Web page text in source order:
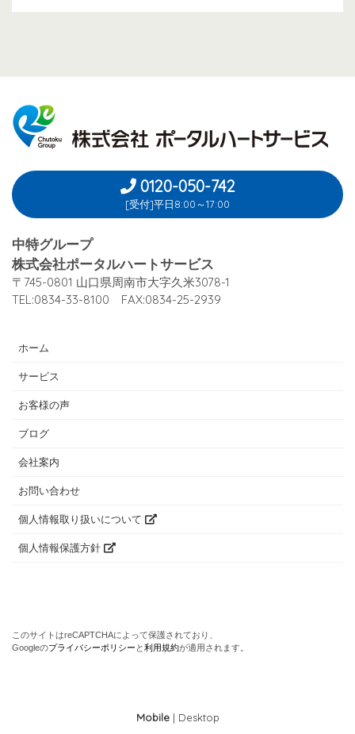
0120-050-742
[受付]平日8:00～17:00
中特グループ
株式会社ポータルハートサービス
〒745-0801 山口県周南市大字久米3078-1
TEL:0834-33-8100 FAX:0834-25-2939
ホーム
サービス
お客様の声
ブログ
会社案内
お問い合わせ
個人情報取り扱いについて
個人情報保護方針
このサイトはreCAPTCHAによって保護されており、
Googleのプライバシーポリシー と利用規約が適用されます。
Mobile| Desktop